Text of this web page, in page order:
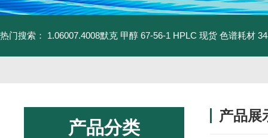
热门搜索： 1.06007.4008默克 甲醇 67-56-1 HPLC 现货 色谱耗材
产品分类
产品展